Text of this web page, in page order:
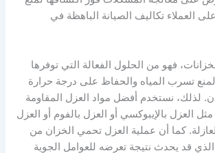
العملاء تكاليف الصيانة الباهظة في
فهو من الحلول الفعالة التي توفرها
تسرب المياه والحفاظ على درجة حرارة
لذلك، نستخدم أفضل مواد العزل المقاومة
مثل العزل بالإيبوكسي أو العزل بالفوم أو العزل
كما أن عملية العزل تحمي الخزان من
الذي قد يحدث نتيجة تعرضه للعوامل الجوية